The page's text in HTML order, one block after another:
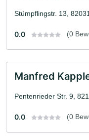
Stümpflingstr. 13,
0.0 (0
Manfred
Pentenrieder Str. 9,
0.0 (0